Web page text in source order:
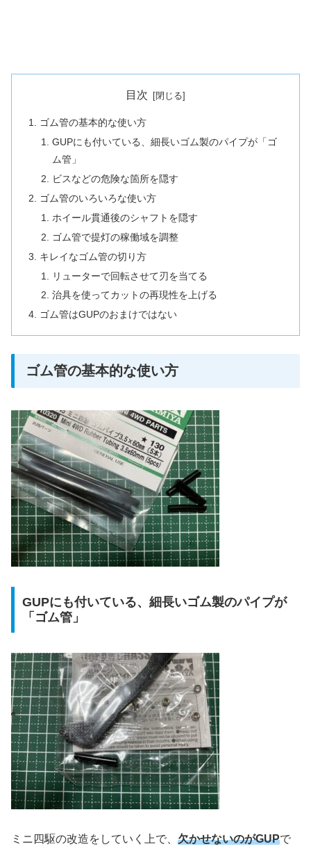
目次
ゴム管の基本的な使い方
GUPにも付いている、細長いゴム製のパイプが「ゴ
ム管」
ビスなどの危険な箇所を隠す
ゴム管のいろいろな使い方
ホイール貫通後のシャフトを隠す
ゴム管で提灯の稼働域を調整
キレイなゴム管の切り方
リューターで回転させて刃を当てる
治具を使ってカットの再現性を上げる
ゴム管はGUPのおまけではない
ゴム管の基本的な使い方
GUPにも付いている、細長いゴム製のパイプが
「ゴム管」
ミニ四駆の改造をしていく上で、 欠かせないのがGUPで